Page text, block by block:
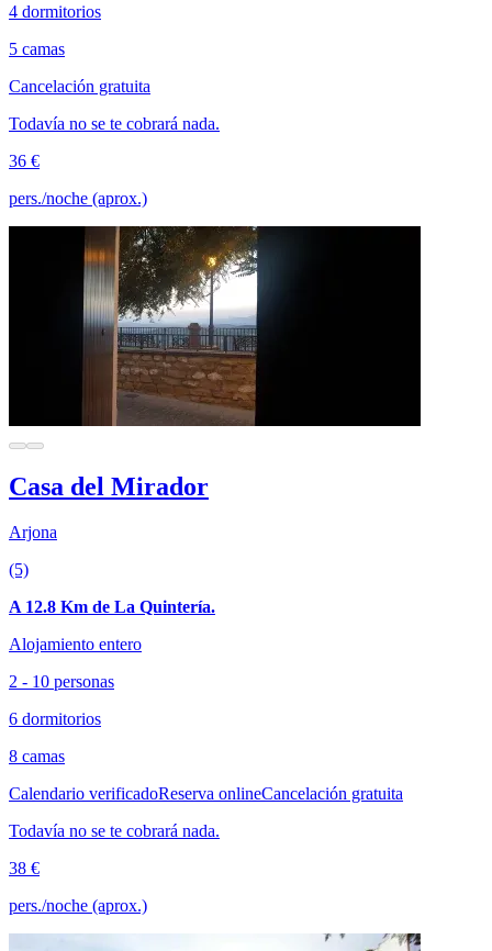
4 dormitorios
5 camas
Cancelación gratuita
Todavía no se te cobrará nada.
36 €
pers./noche (aprox.)
Casa del Mirador
Arjona
(5)
A 12.8 Km de La Quintería.
Alojamiento entero
2 - 10 personas
6 dormitorios
8 camas
Calendario verificadoReserva onlineCancelación gratuita
Todavía no se te cobrará nada.
38 €
pers./noche (aprox.)